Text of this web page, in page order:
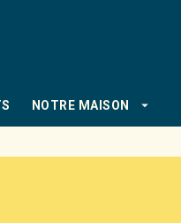
NOTRE MAISON arrow_drop_down